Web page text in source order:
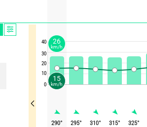
40
30
20
10
0
290° 295° 310° 315° 325°
15
km/h
26
km/h